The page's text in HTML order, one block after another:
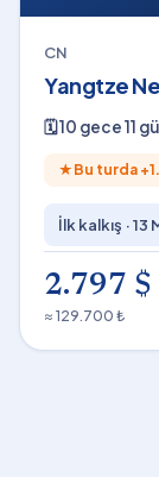
CN
Yangtze
🗓10 gece 11
★ Bu turda +
İlk kalkış ·13
2.797 $
≈ 129.700 ₺